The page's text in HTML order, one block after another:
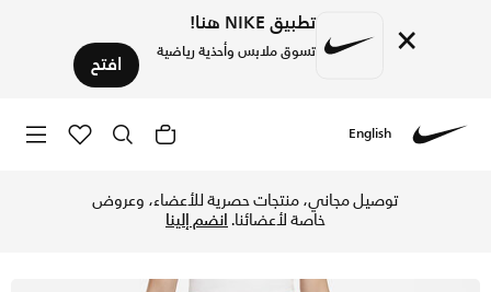
× تطبيق NIKE هنا!
تسوق ملابس وأحذية رياضية افتح
English
توصيل مجاني، منتجات حصرية للأعضاء، وعروض
خاصة لأعضائنا.انضم إلينا